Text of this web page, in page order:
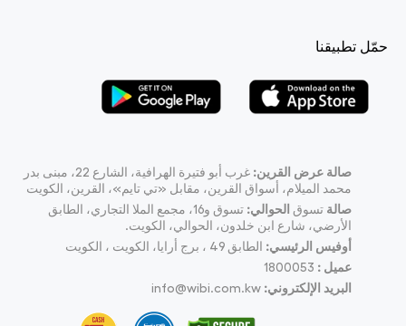
حمّل تطبيقنا
صالة عرض القرين:
غرب أبو فتيرة الهرافية، الشارع 22، مبنى بدر
محمد الميلام، أسواق القرين، مقابل «تي تايم»، القرين، الكويت
صالة تسوق الحوالي:
تسوق و16، مجمع الملا التجاري، الطابق
الأرضي، شارع ابن خلدون، الحوالي، الكويت.
أوفيس الرئيسي: الطابق 49 ، برج أرايا، الكويت ، الكويت
عميل : 1800053
البريد الإلكتروني: info@wibi.com.kw